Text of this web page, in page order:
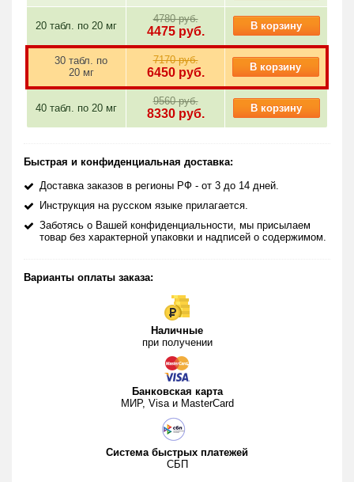
20 табл. по 20 мг
4780 руб.
4475руб. В корзину
30 табл. по
20 мг
7170 руб.
6450руб. В корзину
40 табл. по 20 мг
9560 руб.
8330руб. В корзину
Быстрая и конфиденциальная доставка:
Доставка заказов в регионы РФ - от 3 до 14 дней.
Инструкция на русском языке прилагается.
Заботясь о Вашей конфиденциальности, мы присылаем
товар без характерной упаковки и надписей о содержимом.
Варианты оплаты заказа:
Наличные
при получении
Банковская карта
МИР, Visa и MasterCard
Система быстрых платежей
СБП